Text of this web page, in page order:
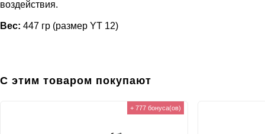
воздействия.
Вес: 447 гр (размер YT 12)
С этим товаром покупают
+ 777 бонуса(ов)